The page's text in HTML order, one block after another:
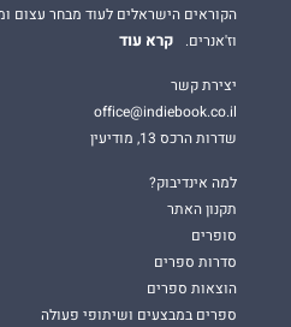
הקוראים הישראלים לעוד מבחר עצום
וז'אנרים.
קרא עוד
יצירת קשר
office@indiebook.co.il
שדרות הרכס 13, מודיעין
למה אינדיבוק?
תקנון האתר
סופרים
סדרות ספרים
הוצאות ספרים
ספרים במבצעים ושיתופי פעולה